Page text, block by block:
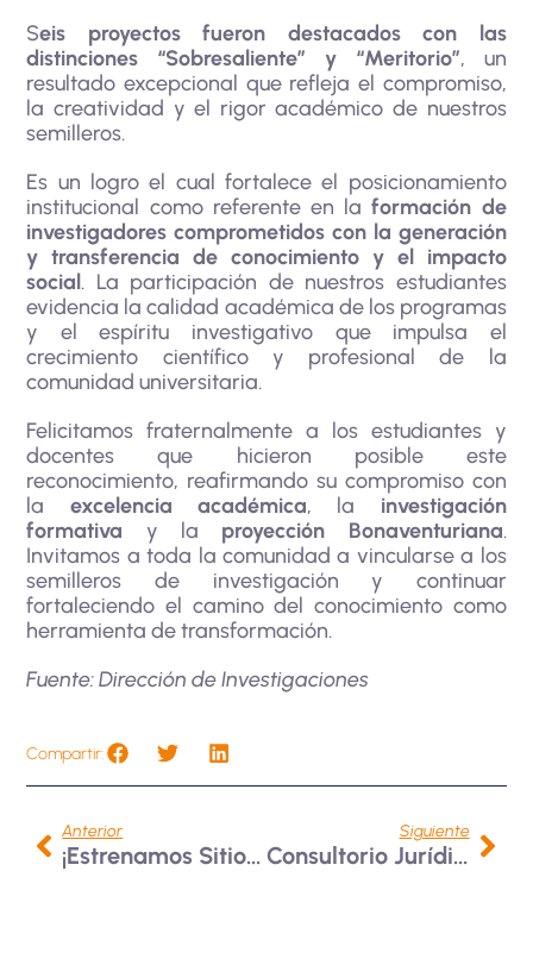
Seis proyectos fueron destacados con las
distinciones “Sobresaliente” y “Meritorio”, un
resultado excepcional que refleja el compromiso,
la creatividad y el rigor académico de nuestros
semilleros.
Es un logro el cual fortalece el posicionamiento
institucional como referente en laformación de
investigadores comprometidos con la generación
y transferencia de conocimiento y el impacto
social. La participación de nuestros estudiantes
evidencia la calidad académica de los programas
y el espíritu investigativo que impulsa el
crecimiento científico y profesional de la
comunidad universitaria.
Felicitamos fraternalmente a los estudiantes y
docentes que hicieron posible este
reconocimiento, reafirmando su compromiso con
la excelencia académica, la investigación
formativa y la proyección Bonaventuriana.
Invitamos a toda la comunidad a vincularse a los
semilleros de investigación y continuar
fortaleciendo el camino del conocimiento como
herramienta de transformación.
Fuente: Dirección de Investigaciones
Compartir:
Anterior
¡Estrenamos Sitio Web! Una Ventana Más Ágil, Segura Y Cercana Para Toda La Comunidad
Siguiente
Consultorio Jurídico Fortalece La Protección De Personas Refugiadas Y Migrantes